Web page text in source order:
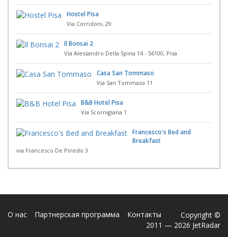
Hostel Pisa
Via Corridoni, 29
Il Bonsai 2
Via Alessandro Della Spina 14 - 56100, Pisa
Casa San Tommaso
Via San Tommaso 11
B&B Hotel Pisa
Via Scornigiana 1
Francesco's Bed and
Breakfast
via Francesco De Pinedo 3
О нас Партнерская программа Контакты
Copyright ©
2011 — 2026 JetRadar